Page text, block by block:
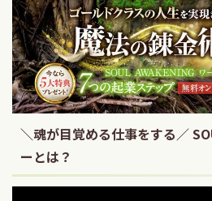
＼魂が目覚める仕事をする／
ーとは？